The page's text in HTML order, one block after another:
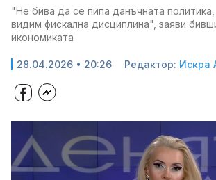
"Не бива да се пипа данъчната
видим фискална дисциплина", заяви
икономиката
28.04.2026 • 20:26 Редактор: Искра